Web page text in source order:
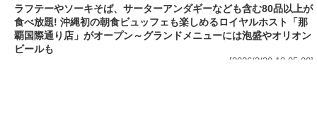
[2026/3/30 15:42:35]
4,400円
[2026/3/30 15:17:42]
熱湯5分でふっくら白ご飯! カレーや納豆、牛丼